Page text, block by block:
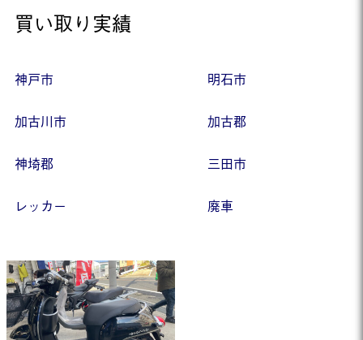
買い取り実績
神戸市 明石市
加古川市 加古郡
神埼郡 三田市
レッカー 廃車